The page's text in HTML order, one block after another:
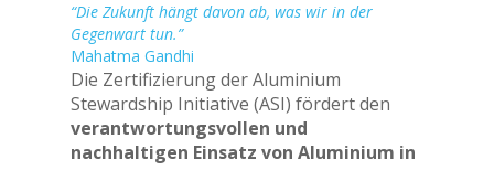
“Die Zukunft hängt davon ab, was wir in der
Gegenwart tun.”
Mahatma Gandhi
Die Zertifizierung der Aluminium
Stewardship Initiative (ASI) fördert den
verantwortungsvollen und
nachhaltigen Einsatz von Aluminium in